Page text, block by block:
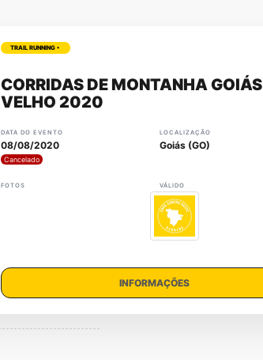
TRAIL RUNNING •
CORRIDAS DE MONTANHA GOIÁS
VELHO 2020
DATA DO EVENTO
08/08/2020
Cancelado
LOCALIZAÇÃO
Goiás (GO)
FOTOS VÁLIDO
INFORMAÇÕES